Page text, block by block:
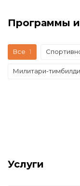
Программы
Все 1
Милитари-
Услуги